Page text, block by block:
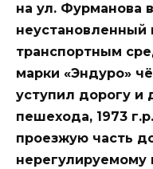
на ул. Фурманова
неустановленный
транспортным
марки «Эндуро»
уступил дорогу и
пешехода, 1973
проезжую часть